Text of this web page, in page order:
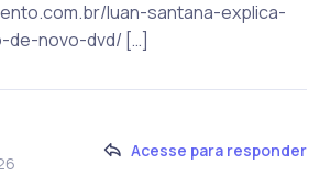
luan-santana-explica-
de-novo-dvd/ […]
Acesse para responder